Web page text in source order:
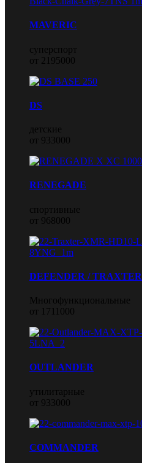
MAVERIC
суперспорт
от 2195000
DS
детские
от 933000
RENEGADE
спортивные
от 968000
DEFENDER / TRAXTER
Многофункциональные
от 1711000
OUTLANDER
утилитарные
от 933000
COMMANDER